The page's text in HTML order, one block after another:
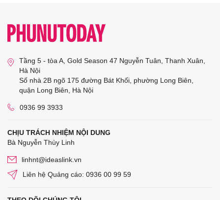
Tầng 5 - tòa A, Gold Season 47 Nguyễn Tuân, Thanh Xuân,
Hà Nội
Số nhà 2B ngõ 175 đường Bát Khối, phường Long Biên,
quận Long Biên, Hà Nội
0936 99 3933
CHỊU TRÁCH NHIỆM NỘI DUNG
Bà Nguyễn Thùy Linh
linhnt@ideaslink.vn
Liên hệ Quảng cáo: 0936 00 99 59